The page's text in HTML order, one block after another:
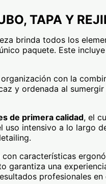
TAPA Y
brinda todos los
paquete. Este
con la
y ordenada al
de primera calidad, el
uso intensivo a lo largo
características
garantiza una
profesionales